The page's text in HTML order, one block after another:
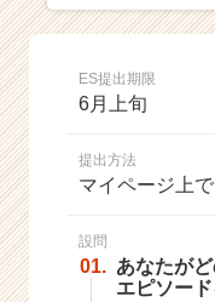
成
ス
ト
が
ES提出期限
6月上旬
提出方法
マイページ上で
設問
01. あなたが
エピソー